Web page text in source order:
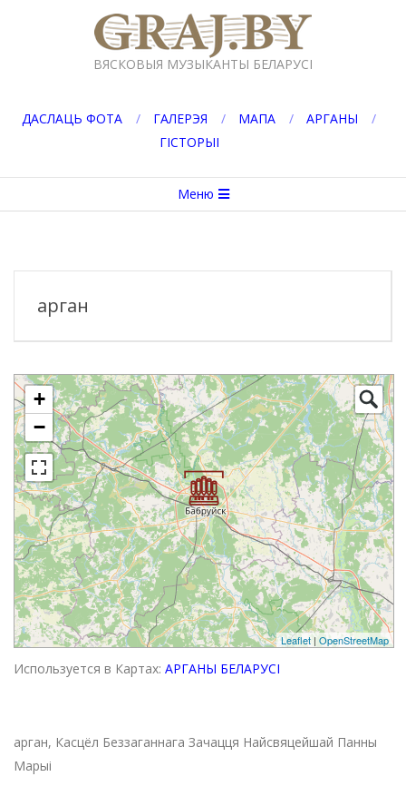
GRAJ.BY
ВЯСКОВЫЯ МУЗЫКАНТЫ БЕЛАРУСІ
ДАСЛАЦЬ ФОТА ГАЛЕРЭЯ МАПА
АРГАНЫ
ГІСТОРЫІ
меню
Меню
арган
+
−
Leaflet | OpenStreetMap
Используется в Картах: АРГАНЫ БЕЛАРУСІ
арган, Касцёл Беззаганнага Зачацця Найсвяцейшай Панны
Марыі